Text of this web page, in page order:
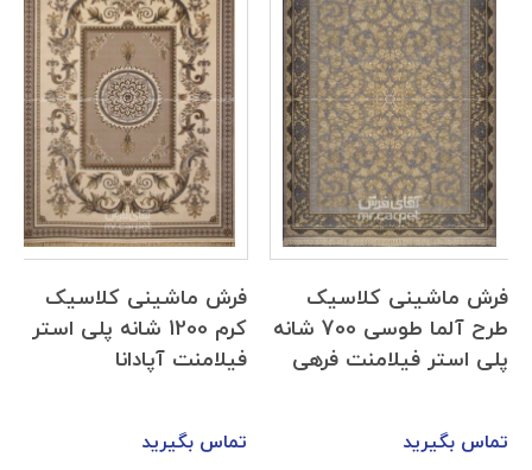
فرش ماشینی کلاسیک
طرح آلما طوسی 700 شانه
پلی استر فیلامنت فرهی
تماس بگیرید
فرش ماشینی کلاسیک
کرم 1200 شانه پلی استر
فیلامنت آپادانا
تماس بگیرید